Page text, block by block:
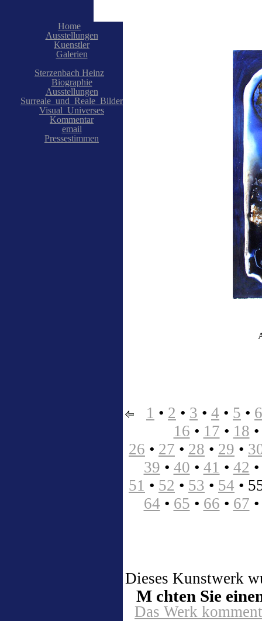
Home
Ausstellungen
Kuenstler
Galerien
Sterzenbach Heinz
Biographie
Ausstellungen
Surreale_und_Reale_Bilder
Visual_Universes
Kommentar
email
Pressestimmen
1 • 2 • 3 • 4 • 5 • 6
16 • 17 • 18
26 • 27 • 28 • 29 •
39 • 40 • 41 • 42
51 • 52 • 53 • 54 •
64 • 65 • 66 • 67
Dieses Kunstwerk
M chten Sie
Das Werk